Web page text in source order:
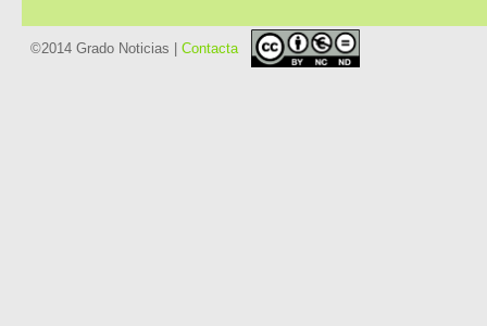
©2014 Grado Noticias | Contacta